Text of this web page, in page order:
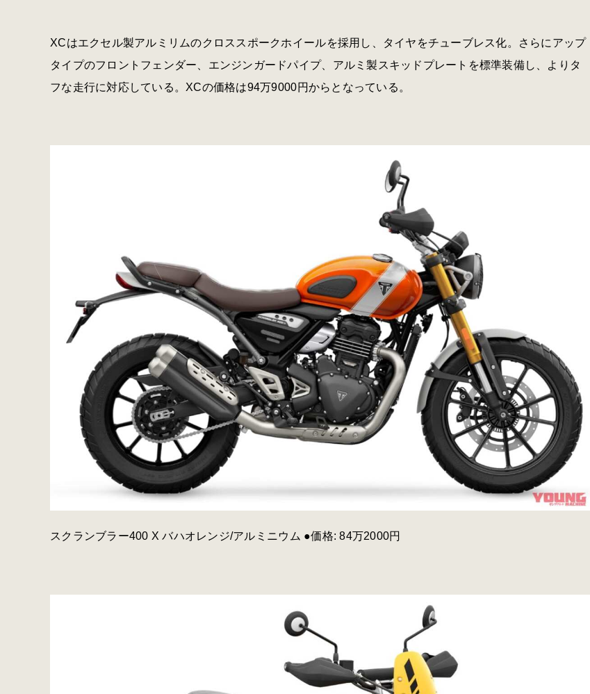
XCはエクセル製アルミリムのクロススポークホイールを採用し、タイヤをチューブレス化。さらにアップ
タイプのフロントフェンダー、エンジンガードパイプ、アルミ製スキッドプレートを標準装備し、よりタ
フな走行に対応している。XCの価格は94万9000円からとなっている。
スクランブラー400 X バハオレンジ/アルミニウム ●価格: 84万2000円